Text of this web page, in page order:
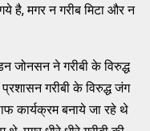
है, मगर न गरीब मिटा और न
जोनसन ने गरीबी के विरुद्ध
गरीबी के विरुद्ध जंग
कार्यक्रम बनाये जा रहे थे